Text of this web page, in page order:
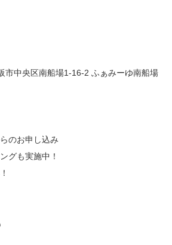
市中央区南船場1-16-2 ふぁみーゆ南船場
のお申し込み
グも実施中！